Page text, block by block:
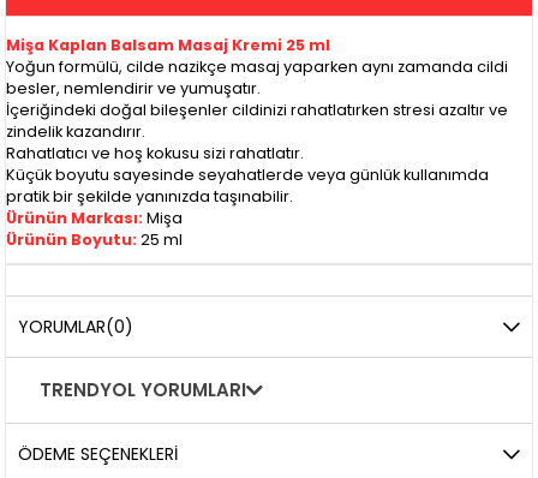
Mişa Kaplan Balsam Masaj Kremi 25 ml
Yoğun formülü, cilde nazikçe masaj yaparken aynı zamanda cildi
besler, nemlendirir ve yumuşatır.
İçeriğindeki doğal bileşenler cildinizi rahatlatırken stresi azaltır ve
zindelik kazandırır.
Rahatlatıcı ve hoş kokusu sizi rahatlatır.
Küçük boyutu sayesinde seyahatlerde veya günlük kullanımda
pratik bir şekilde yanınızda taşınabilir.
Ürünün Markası:Mişa
Ürünün Boyutu:25 ml
YORUMLAR(0)
TRENDYOL YORUMLARI
ÖDEME SEÇENEKLERI